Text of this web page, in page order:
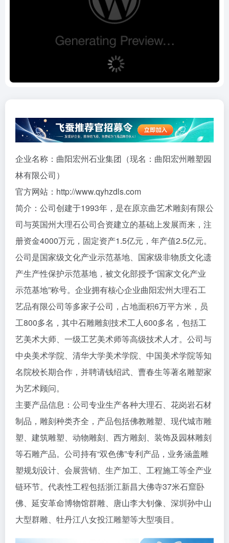
企业名称：曲阳宏州石业集团（现名：曲阳宏州雕塑园
林有限公司）
官方网站：http://www.qyhzdls.com
简介：公司创建于1993年，是在原京曲艺术雕刻有限公
司与英国州大理石公司合资建立的基础上发展而来，注
册资金4000万元，固定资产1.5亿元，年产值2.5亿元。
公司是国家级文化产业示范基地、国家级非物质文化遗
产生产性保护示范基地，被文化部授予“国家文化产业
示范基地”称号。企业拥有核心企业曲阳宏州大理石工
艺品有限公司等多家子公司，占地面积6万平方米，员
工800多名，其中石雕雕刻技术工人600多名，包括工
艺美术大师、一级工艺美术师等高级技术人才。公司与
中央美术学院、清华大学美术学院、中国美术学院等知
名院校长期合作，并聘请钱绍武、曹春生等著名雕塑家
为艺术顾问。
主要产品信息：公司专业生产各种大理石、花岗岩石材
制品，雕刻种类齐全，产品包括佛教雕塑、现代城市雕
塑、建筑雕塑、动物雕刻、西方雕刻、装饰及园林雕刻
等石雕产品。公司持有“双色佛”专利产品，业务涵盖雕
塑规划设计、会展营销、生产加工、工程施工等全产业
链环节。代表性工程包括浙江新昌大佛寺37米石窟卧
佛、延安革命博物馆群雕、唐山李大钊像、深圳孙中山
大型群雕、牡丹江八女投江雕塑等大型项目。